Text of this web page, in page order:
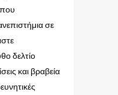
σε
δελτίο
και βραβεία